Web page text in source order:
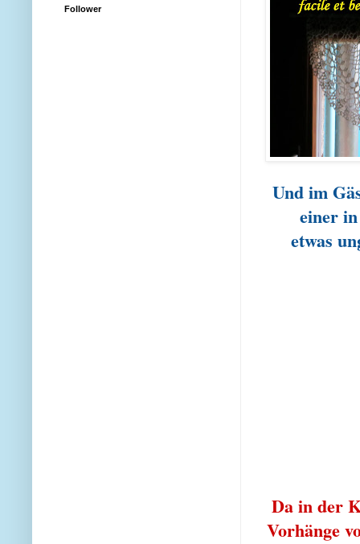
Und im
einer
etwas
Da in der
Vorhänge
Follower